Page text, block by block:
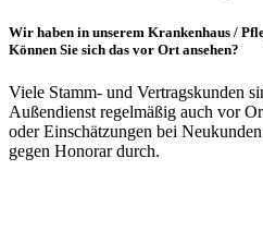
Wir haben in unserem Krankenhaus /
Können Sie sich das vor Ort ansehen?
Viele Stamm- und Vertragskunden
Außendienst regelmäßig auch vor
oder Einschätzungen bei
gegen Honorar durch.